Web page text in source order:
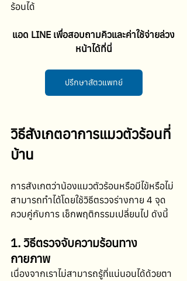
ร้อนได้
แอด LINE เพื่อสอบถามคิวและค่าใช้จ่ายล่วง
หน้าได้ที่นี่
ปรึกษาสัตวแพทย์
วิธีสังเกตอาการแมวตัวร้อนที่
บ้าน
การสังเกตว่าน้องแมวตัวร้อนหรือมีไข้หรือไม่
สามารถทำได้โดยใช้วิธีตรวจร่างกาย 4 จุด
ควบคู่กับการ เช็กพฤติกรรมเปลี่ยนไป ดังนี้
1. วิธีตรวจจับความร้อนทาง
กายภาพ
เนื่องจากเราไม่สามารถรู้ที่แน่นอนได้ด้วยตา